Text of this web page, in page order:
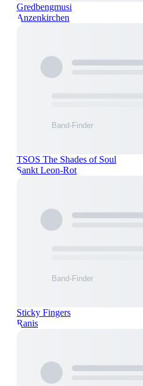
Gredbengmusi
Anzenkirchen
TSOS The Shades of Soul
Sankt Leon-Rot
Sticky Fingers
Ranis